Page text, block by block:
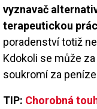
vyznavač
terapeutickou
poradenství totiž
Kdokoli se může
soukromí za
TIP: Chorobná